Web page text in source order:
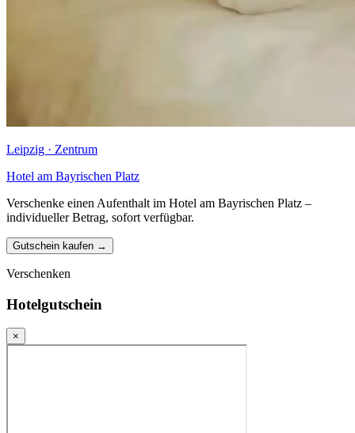
Leipzig · Zentrum
Hotel am Bayrischen Platz
Verschenke einen Aufenthalt im Hotel am Bayrischen Platz –
individueller Betrag, sofort verfügbar.
Gutschein kaufen →
Verschenken
Hotelgutschein
×